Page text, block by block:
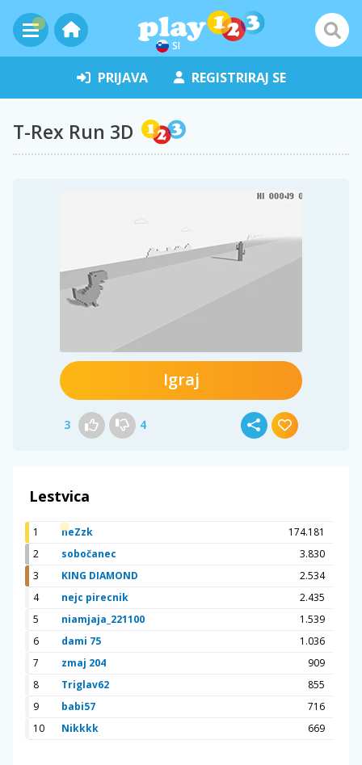
SI
PRIJAVA REGISTRIRAJ SE
T-Rex Run 3D
Igraj
3 4
Lestvica
1 neZzk
174.181
2
sobočanec
3.830
3
KING DIAMOND
2.534
4
nejc pirecnik
2.435
5
niamjaja_221100
1.539
6
dami 75
1.036
7
zmaj 204
909
8
Triglav62
855
9
babi57
716
10
Nikkkk 669